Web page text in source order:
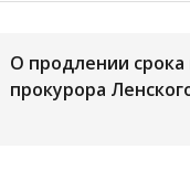
О продлении
прокурора